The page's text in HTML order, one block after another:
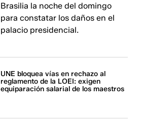
Brasilia la noche del domingo
para constatar los daños en el
palacio presidencial.
UNE bloquea vías en rechazo al
reglamento de la LOEI: exigen
equiparación salarial de los maestros